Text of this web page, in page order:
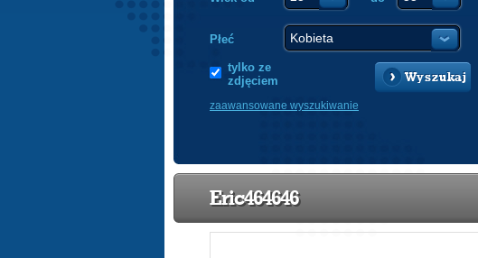
Płeć
tylko ze
zdjęciem
Wyszukaj
zaawansowane wyszukiwanie
Eric464646